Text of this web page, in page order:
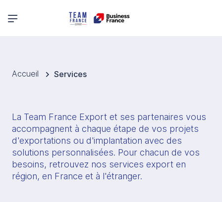
Menu principal
Accueil Services
La Team France Export et ses partenaires vous
accompagnent à chaque étape de vos projets
d'exportations ou d'implantation avec des
solutions personnalisées. Pour chacun de vos
besoins, retrouvez nos services export en
région, en France et à l'étranger.